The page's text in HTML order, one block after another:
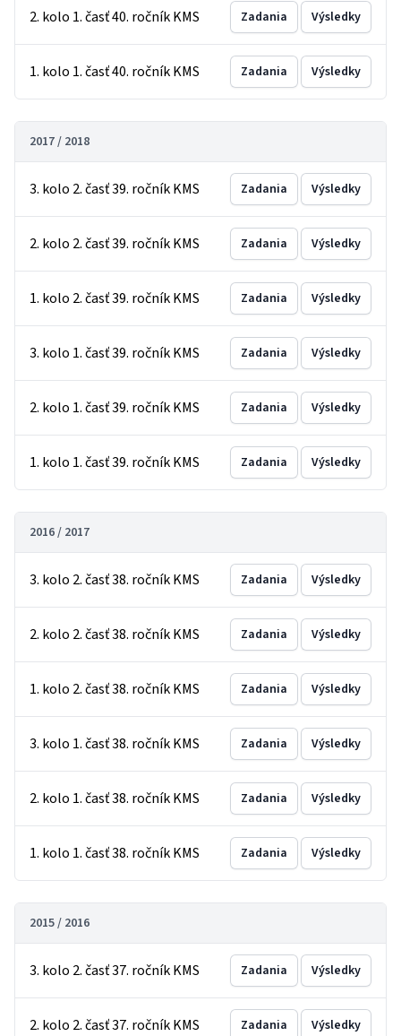
2. kolo 1. časť 40. ročník KMS Zadania Výsledky
1. kolo 1. časť 40. ročník KMS Zadania Výsledky
2017 / 2018
3. kolo 2. časť 39. ročník KMS Zadania Výsledky
2. kolo 2. časť 39. ročník KMS Zadania Výsledky
1. kolo 2. časť 39. ročník KMS Zadania Výsledky
3. kolo 1. časť 39. ročník KMS Zadania Výsledky
2. kolo 1. časť 39. ročník KMS Zadania Výsledky
1. kolo 1. časť 39. ročník KMS Zadania Výsledky
2016 / 2017
3. kolo 2. časť 38. ročník KMS Zadania Výsledky
2. kolo 2. časť 38. ročník KMS Zadania Výsledky
1. kolo 2. časť 38. ročník KMS Zadania Výsledky
3. kolo 1. časť 38. ročník KMS Zadania Výsledky
2. kolo 1. časť 38. ročník KMS Zadania Výsledky
1. kolo 1. časť 38. ročník KMS Zadania Výsledky
2015 / 2016
3. kolo 2. časť 37. ročník KMS Zadania Výsledky
2. kolo 2. časť 37. ročník KMS Zadania Výsledky